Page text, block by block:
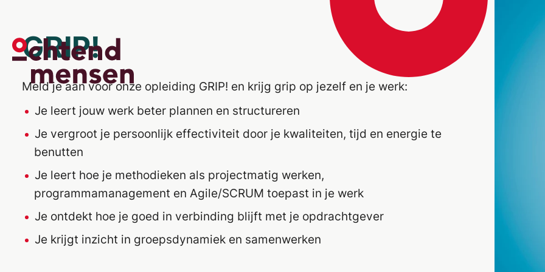
GRIP!
Meld je aan voor onze opleiding GRIP! en krijg grip op jezelf en je werk:
Je leert jouw werk beter plannen en structureren
Je vergroot je persoonlijk effectiviteit door je kwaliteiten, tijd en energie te
benutten
Je leert hoe je methodieken als projectmatig werken,
programmamanagement en Agile/SCRUM toepast in je werk
Je ontdekt hoe je goed in verbinding blijft met je opdrachtgever
Je krijgt inzicht in groepsdynamiek en samenwerken